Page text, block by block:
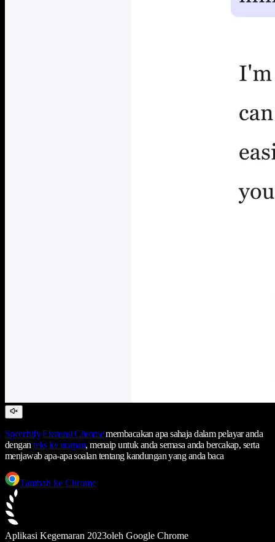
Speechify Ekstensi Chromemembacakan apa sahaja dalam pelayar anda
denganteks ke ucapan, menaip untuk anda semasa anda bercakap, serta
menjawab apa-apa soalan tentang kandungan yang anda baca
Tambah ke Chrome
Aplikasi Kegemaran 2023oleh Google Chrome